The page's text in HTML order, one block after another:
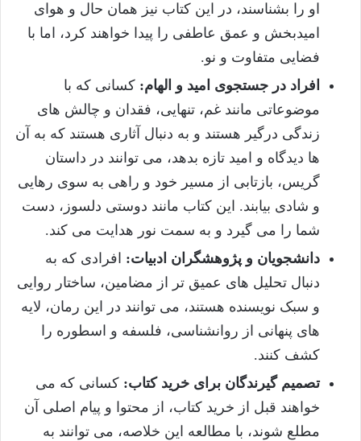
او را بشناسند، در این کتاب نیز همان حال و هوای
امیدبخش و عمق عاطفی را پیدا خواهند کرد، اما با
فضایی متفاوت و نو.
افراد در جستجوی امید و الهام: کسانی که با
موضوعاتی مانند غم، تنهایی، فقدان و چالش های
زندگی درگیر هستند و به دنبال آثاری هستند که به آن
ها دیدگاه و امید تازه بدهد، می توانند در داستان
گریس، بازتابی از مسیر خود و راهی به سوی رهایی
و شادی بیابند. این کتاب مانند دوستی دلسوز، دست
شما را می گیرد و به سمت نور هدایت می کند.
دانشجویان و پژوهشگران ادبیات: افرادی که به
دنبال تحلیل های عمیق تر از مضامین، ساختار روایی
و سبک نویسنده هستند، می توانند در این رمان، لایه
های پنهانی از روانشناسی، فلسفه و اسطوره را
کشف کنند.
تصمیم گیرندگان برای خرید کتاب: کسانی که می
خواهند قبل از خرید کتاب، از محتوا و پیام اصلی آن
مطلع شوند، با مطالعه این خلاصه، می توانند به